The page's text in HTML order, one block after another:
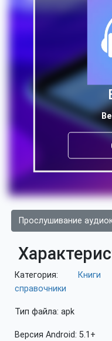
Прослушивание
Категория:
справочники
Тип файла: apk
Версия Android: 5.1+